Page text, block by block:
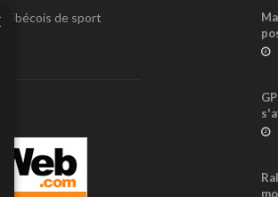
de sport